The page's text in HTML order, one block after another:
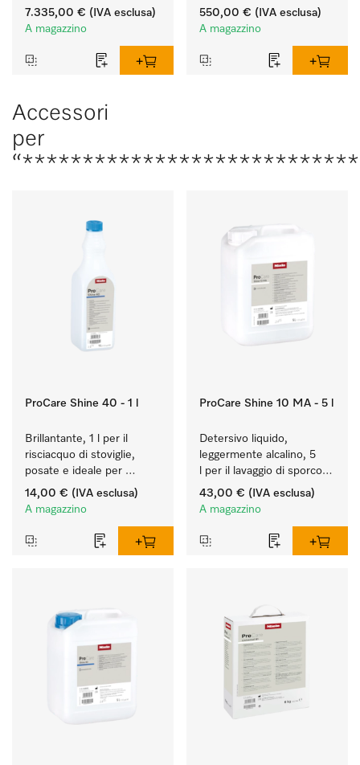
carico di 4,5 kg di
strumenti.
7.335,00 € (IVA esclusa)
A magazzino
ergonomico la lavatrice e
l'essiccatoio.
550,00 € (IVA esclusa)
A magazzino
Accessori
per
ProCare Shine 40 - 1 l
Brillantante, 1 l per il
risciacquo di stoviglie,
posate e ideale per
bicchieri.
14,00 € (IVA esclusa)
A magazzino
ProCare Shine 10 MA - 5 l
Detersivo liquido,
leggermente alcalino, 5
l per il lavaggio di sporco
leggero su stoviglie,
posate e bicchieri.
43,00 € (IVA esclusa)
A magazzino